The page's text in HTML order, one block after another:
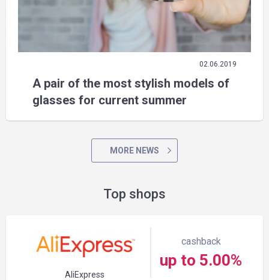
02.06.2019
A pair of the most stylish models of
glasses for current summer
MORE NEWS
Top shops
AliExpress
cashback
up to 5.00%